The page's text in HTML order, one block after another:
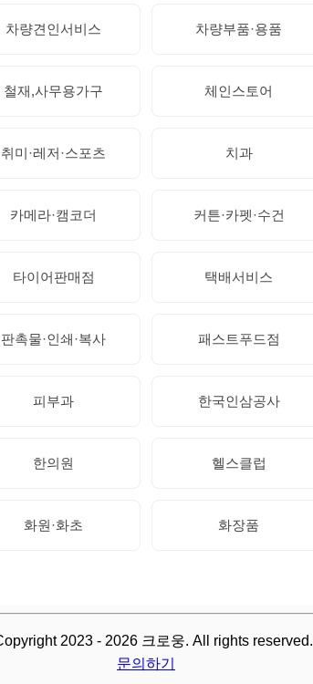
차량견인서비스 차량부품·용품
철재,사무용가구 체인스토어
취미·레저·스포츠 치과
카메라·캠코더 커튼·카펫·수건
타이어판매점 택배서비스
판촉물·인쇄·복사 패스트푸드점
피부과 한국인삼공사
한의원 헬스클럽
화원·화초 화장품
2023 - 2026 크로웅. All rights reserved.
문의하기